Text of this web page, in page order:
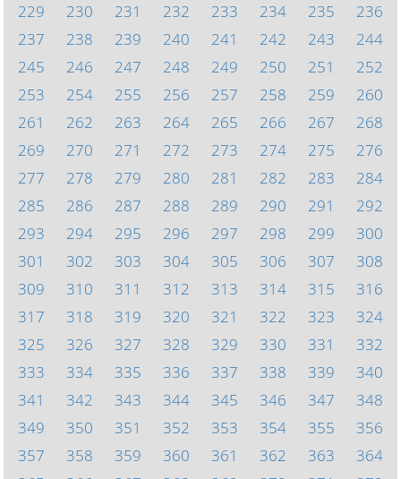
229
230 231 232 233 234 235
236
237
238 239 240 241 242 243
244
245
246 247 248 249 250 251
252
253
254 255 256 257 258 259
260
261
262 263 264 265 266 267
268
269
270 271 272 273 274 275
276
277
278 279 280 281 282 283
284
285
286 287 288 289 290 291
292
293
294 295 296 297 298 299
300
301
302 303 304 305 306 307
308
309
310 311 312 313 314 315
316
317
318 319 320 321 322 323
324
325
326 327 328 329 330 331
332
333
334 335 336 337 338 339
340
341
342 343 344 345 346 347
348
349
350 351 352 353 354 355
356
357
358 359 360 361 362 363
364